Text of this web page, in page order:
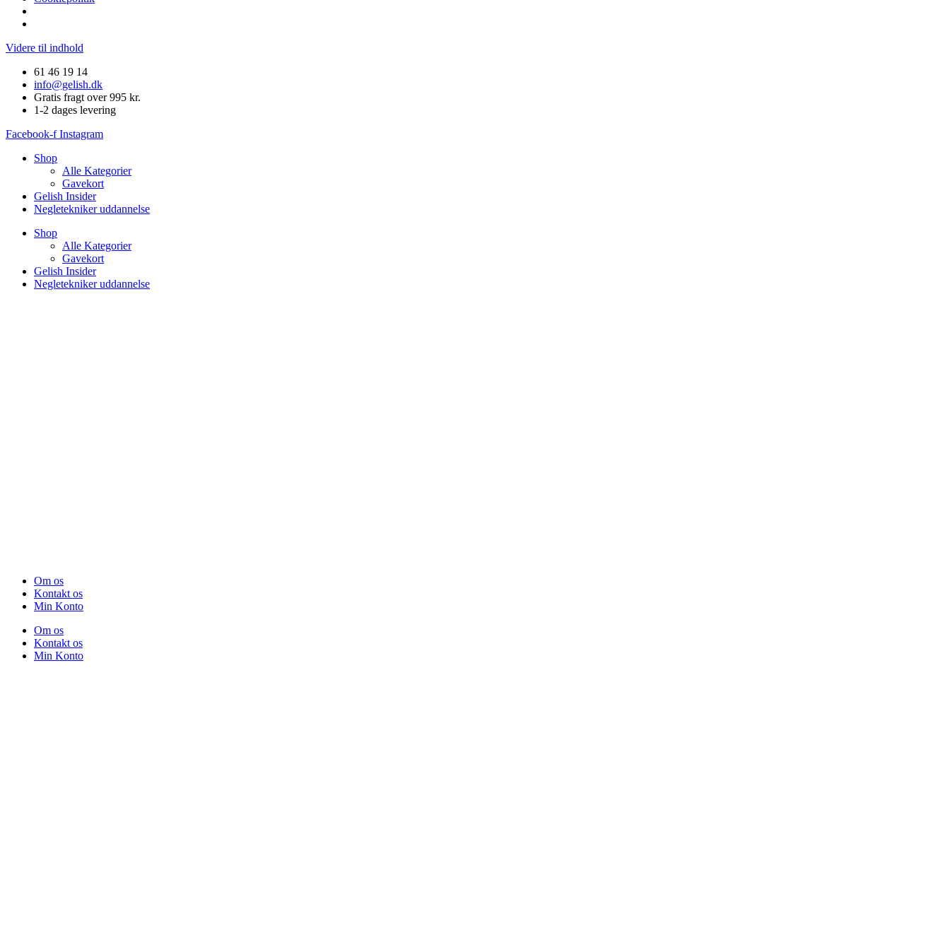
Videre til indhold
61 46 19 14
info@gelish.dk
Gratis fragt over 995 kr.
1-2 dages levering
Facebook-f Instagram
Shop
Alle Kategorier
Gavekort
Gelish Insider
Negletekniker uddannelse
Shop
Alle Kategorier
Gavekort
Gelish Insider
Negletekniker uddannelse
Om os
Kontakt os
Min Konto
Om os
Kontakt os
Min Konto